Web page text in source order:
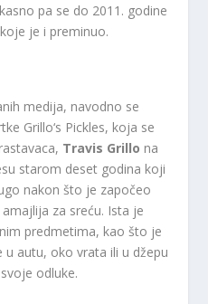
pa se do 2011. godine
je i preminuo.
medija, navodno se
Grillo‘s Pickles, koja se
Travis Grillo na
starom deset godina koji
nakon što je započeo
za sreću. Ista je
predmetima, kao što je
autu, oko vrata ili u džepu
odluke.